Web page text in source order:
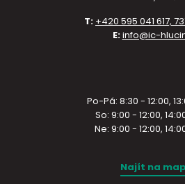
T: +420 595 041 617,
E:info@ic-
Po-Pá: 8:30 - 12:00,
So: 9:00 - 12:00,
Ne: 9:00 - 12:00,
Najít na